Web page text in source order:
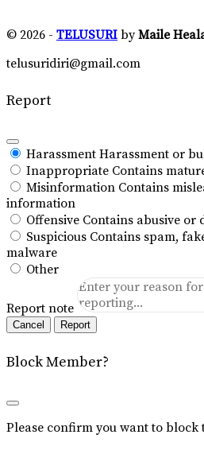
© 2026 - TELUSURI byMaile
telusuridiri@gmail.com
Report
Harassment Harassment or
Inappropriate Contains
Misinformation Contains
information
Offensive Contains abusive or
Suspicious Contains spam,
malware
Other
Report note
Report
Block Member?
Please confirm you want to block